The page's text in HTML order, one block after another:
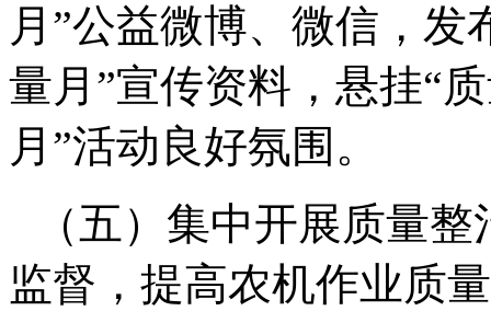
月 ”公益微博、微信，发
量月 ”宣传资料，悬挂“
月 ”活动良好氛围。
（五）集中开展质量
监督，提高农机作业质量